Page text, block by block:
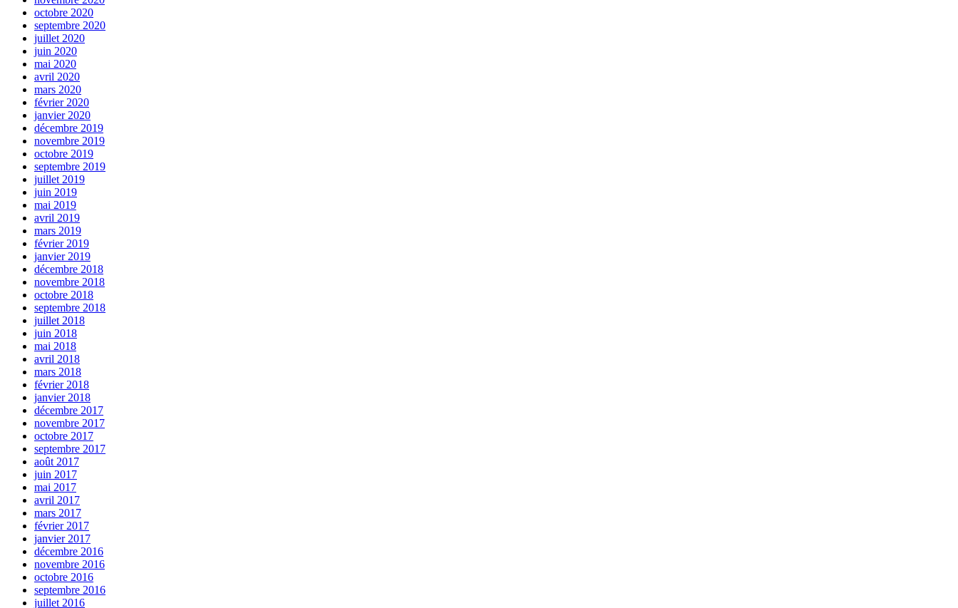
octobre 2020
septembre 2020
juillet 2020
juin 2020
mai 2020
avril 2020
mars 2020
février 2020
janvier 2020
décembre 2019
novembre 2019
octobre 2019
septembre 2019
juillet 2019
juin 2019
mai 2019
avril 2019
mars 2019
février 2019
janvier 2019
décembre 2018
novembre 2018
octobre 2018
septembre 2018
juillet 2018
juin 2018
mai 2018
avril 2018
mars 2018
février 2018
janvier 2018
décembre 2017
novembre 2017
octobre 2017
septembre 2017
août 2017
juin 2017
mai 2017
avril 2017
mars 2017
février 2017
janvier 2017
décembre 2016
novembre 2016
octobre 2016
septembre 2016
juillet 2016